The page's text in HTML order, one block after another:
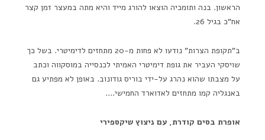
הראשון. בנה ותומכיה הוצאו להורג מייד והיא מתה במעצר זמן קצר
אח"כ בגיל 26.
ב"תקופת הצרות" נודעו לא פחות מ-20 מתחזים לדימיטרי. בשל כך
שויסקי העביר את גופת דימיטרי האמיתי לכנסייה במוסקווה וכתב
על מצבתו שהוא נהרג על-ידי בוריס גודונוב. באופן לא מפתיע גם
באנגליה קמו מתחזים לאדוארד החמישי….
אופרת בסים קודרת, עם ניצוץ שיקספירי